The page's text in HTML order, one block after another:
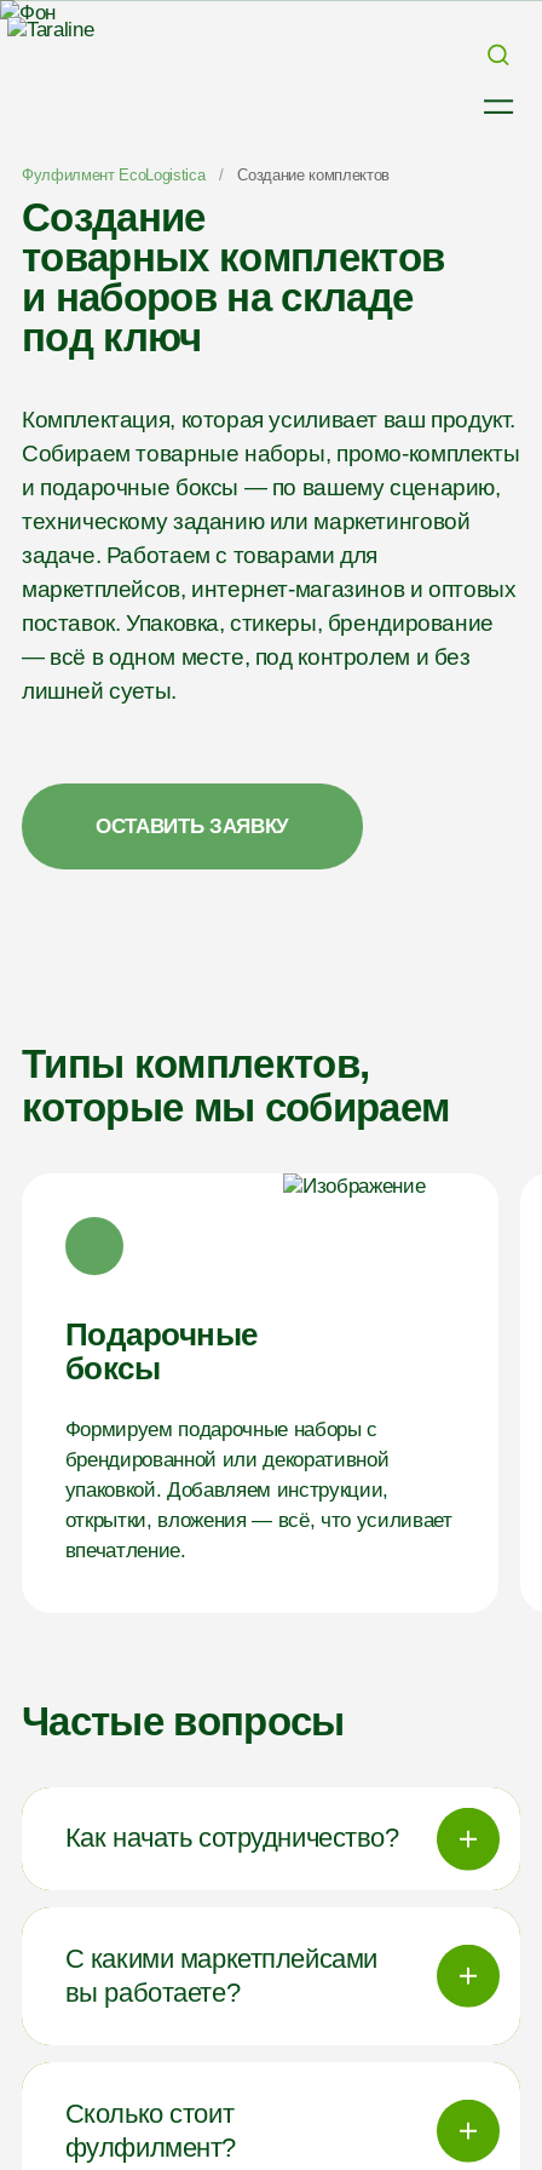
Фулфилмент EcoLogistica / Создание комплектов
Создание
товарных комплектов
и наборов на складе
под ключ
Комплектация, которая усиливает ваш продукт.
Собираем товарные наборы, промо-комплекты
и подарочные боксы — по вашему сценарию,
техническому заданию или маркетинговой
задаче. Работаем с товарами для
маркетплейсов, интернет-магазинов и оптовых
поставок. Упаковка, стикеры, брендирование
— всё в одном месте, под контролем и без
лишней суеты.
ОСТАВИТЬ ЗАЯВКУ
Типы комплектов,
которые мы собираем
Подарочные
боксы
Формируем подарочные наборы с
брендированной или декоративной
упаковкой. Добавляем инструкции,
открытки, вложения — всё, что усиливает
впечатление.
Частые вопросы
Как начать сотрудничество?
Оставьте заявку через форму или
напишите нам на почту. Мы свяжемся,
С какими маркетплейсами
вы работаете?
Обслуживаем Wildberries, Ozon,
Яндекс.Маркет, СберМегаМаркет, Aliexpress
Сколько стоит
фулфилмент?